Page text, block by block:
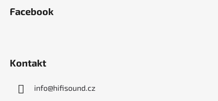
Facebook
Kontakt
info@hifisound.cz